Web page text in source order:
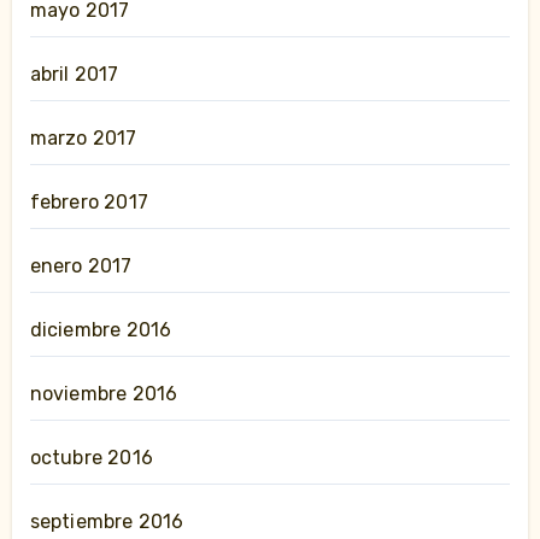
mayo 2017
abril 2017
marzo 2017
febrero 2017
enero 2017
diciembre 2016
noviembre 2016
octubre 2016
septiembre 2016